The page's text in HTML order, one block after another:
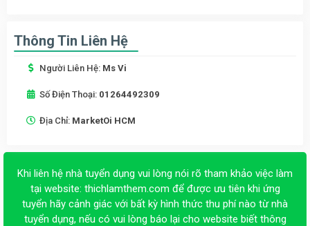
Thông Tin Liên Hệ
Người Liên Hệ: Ms Vi
Số Điện Thoại: 01264492309
Địa Chỉ: MarketOi HCM
Khi liên hệ nhà tuyển dụng vui lòng nói rõ tham khảo việc làm
tại website: thichlamthem.com để được ưu tiên khi ứng
tuyển hãy cảnh giác với bất kỳ hình thức thu phí nào từ nhà
tuyển dụng, nếu có vui lòng báo lại cho website biết thông